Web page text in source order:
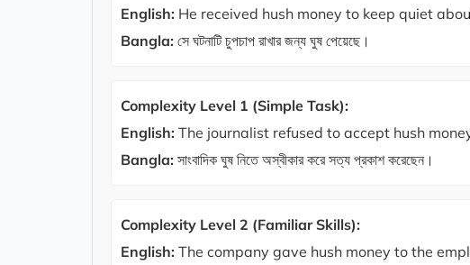
English: He received hush money to keep quiet
Bangla: সে ঘটনাটি চুপচাপ রাখার জন্য ঘুষ পেয়েছে।
Complexity Level 1 (Simple Task):
English: The journalist refused to accept hush
Bangla: সাংবাদিক ঘুষ নিতে অস্বীকার করে সত্য প্রকাশ করেছেন।
Complexity Level 2 (Familiar Skills):
English: The company gave hush money to the